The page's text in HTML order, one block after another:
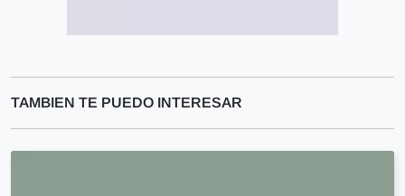
TAMBIEN TE PUEDO INTERESAR